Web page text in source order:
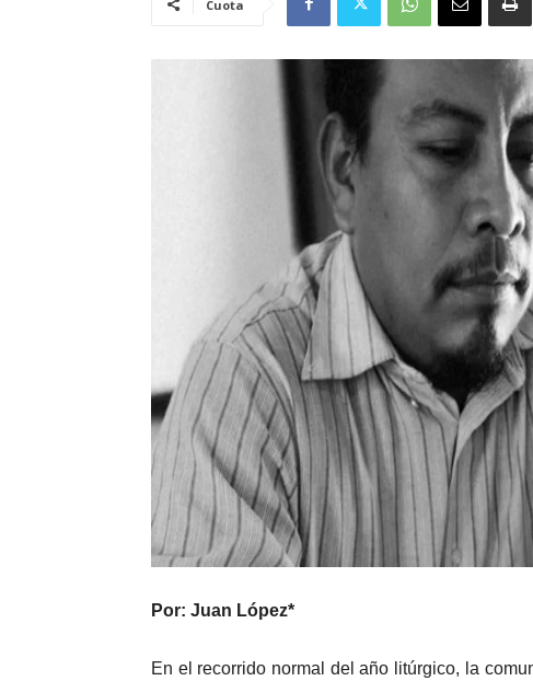
Cuota
Por: Juan López*
En el recorrido normal del año litúrgico, la